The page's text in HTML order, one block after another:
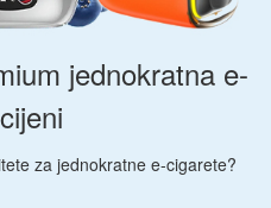
jednokratna e-
za jednokratne e-cigarete?